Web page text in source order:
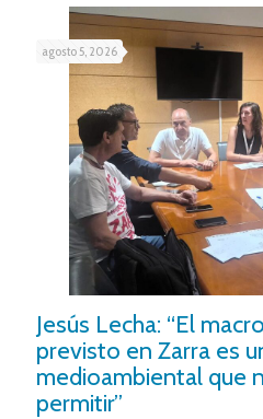
agosto 5, 2026
Jesús Lecha: “El
previsto en Zarra es
medioambiental que
permitir”